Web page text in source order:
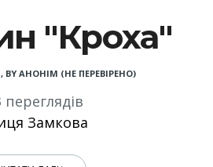
"Кроха"
, BY АНОНІМ (НЕ ПЕРЕВІРЕНО)
переглядів
Замкова